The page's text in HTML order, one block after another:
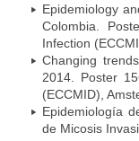
Epidemiology
Colombia.
Infection
Changing
2014. Poster
(ECCMID),
Epidemiología
de Micosis